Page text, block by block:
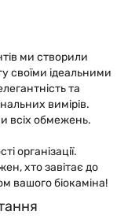
ми створили
своїми ідеальними
та
вимірів.
всіх обмежень.
організації.
хто завітає до
вашого біокаміна!